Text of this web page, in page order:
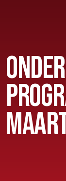
Jeugd
Senioren
Clubinfo
Sponsoring